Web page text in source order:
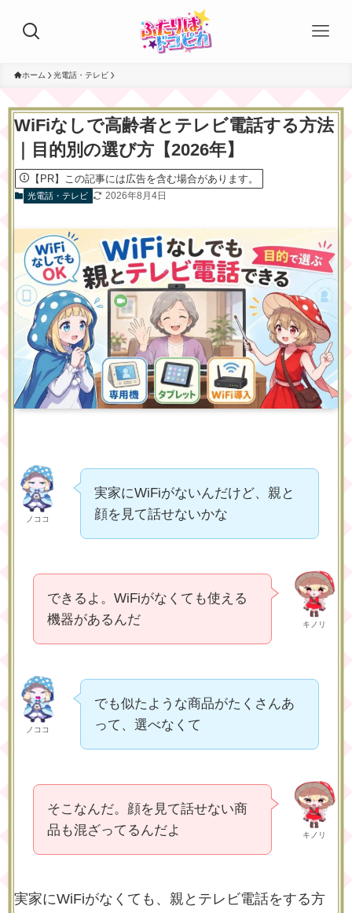
ホーム 光電話・テレビ
WiFiなしで高齢者とテレビ電話する方法
｜目的別の選び方【2026年】
【PR】この記事には広告を含む場合があります。
光電話・テレビ 2026年8月4日
ノココ
実家にWiFiがないんだけど、親と
顔を見て話せないかな
キノリ
できるよ。WiFiがなくても使える
機器があるんだ
ノココ
でも似たような商品がたくさんあ
って、選べなくて
キノリ
そこなんだ。顔を見て話せない商
品も混ざってるんだよ
実家にWiFiがなくても、親とテレビ電話をする方